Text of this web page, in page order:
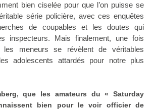
bien ciselée pour que l’on puisse se
série policière, avec ces enquêtes
de coupables et les doutes qui
inspecteurs. Mais finalement, une fois
les meneurs se révèlent de véritables
adolescents attardés pour notre plus
que les amateurs du « Saturday
bien pour le voir officier de